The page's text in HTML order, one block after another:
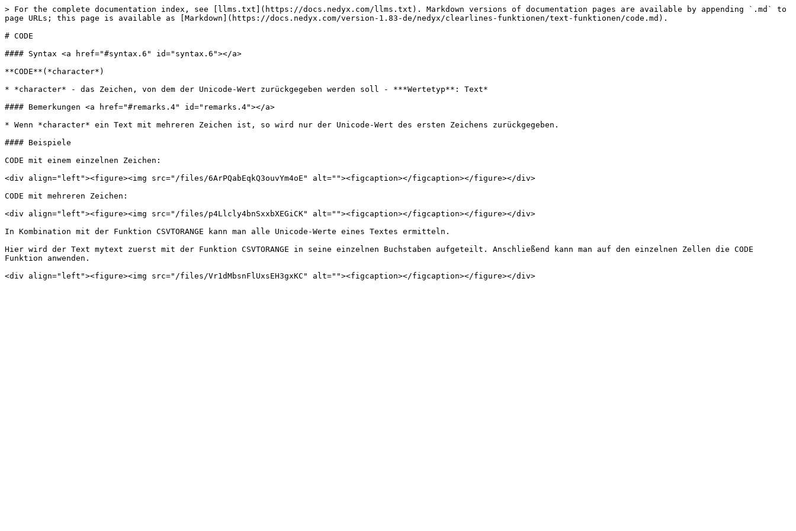
> For the complete documentation index, see [llms.txt](https://docs.nedyx.com/llms.txt). Markdown versions of documentation pages are available by appending `.md` to
page URLs; this page is available as [Markdown](https://docs.nedyx.com/version-1.83-de/nedyx/clearlines-funktionen/text-funktionen/code.md).
# CODE
#### Syntax <a href="#syntax.6" id="syntax.6"></a>
**CODE**(*character*)
* *character* - das Zeichen, von dem der Unicode-Wert zurückgegeben werden soll - ***Wertetyp**: Text*
#### Bemerkungen <a href="#remarks.4" id="remarks.4"></a>
* Wenn *character* ein Text mit mehreren Zeichen ist, so wird nur der Unicode-Wert des ersten Zeichens zurückgegeben.
#### Beispiele
CODE mit einem einzelnen Zeichen:
<div align="left"><figure><img src="/files/6ArPQabEqkQ3ouvYm4oE" alt=""><figcaption></figcaption></figure></div>
CODE mit mehreren Zeichen:
<div align="left"><figure><img src="/files/p4Llcly4bnSxxbXEGiCK" alt=""><figcaption></figcaption></figure></div>
In Kombination mit der Funktion CSVTORANGE kann man alle Unicode-Werte eines Textes ermitteln.
Hier wird der Text mytext zuerst mit der Funktion CSVTORANGE in seine einzelnen Buchstaben aufgeteilt. Anschließend kann man auf den einzelnen Zellen die CODE
Funktion anwenden.